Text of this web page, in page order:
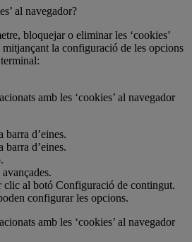
al navegador?
bloquejar o eliminar les ‘cookies’
mitjançant la configuració de les opcions
amb les ‘cookies’ al navegador
barra d’eines.
barra d’eines.
clic al botó Configuració de contingut.
configurar les opcions.
amb les ‘cookies’ al navegador